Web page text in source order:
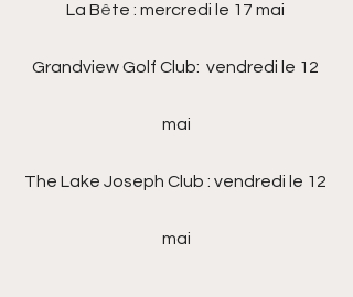
La Bête : mercredi le 17 mai
Grandview Golf Club:  vendredi le 12
mai
The Lake Joseph Club : vendredi le 12
mai